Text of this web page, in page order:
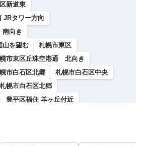
新道東
JRタワー方向
向き
山を望む
札幌市東区
市東区丘珠空港通 北向き
市白石区北郷
札幌市白石区中央
札幌市白石区北郷
豊平区福住 羊ヶ丘付近
札幌市南区澄川六条
札幌市南区